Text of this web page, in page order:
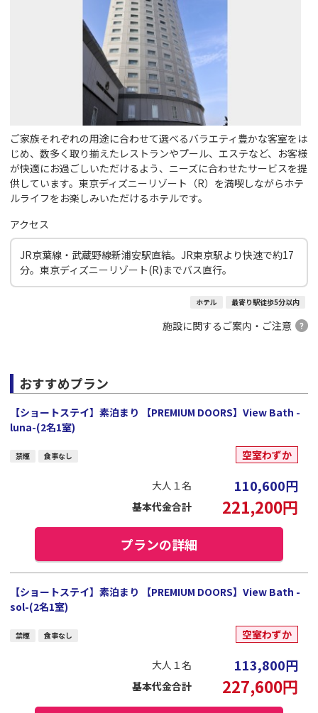
ご家族それぞれの用途に合わせて選べるバラエティ豊かな客室をは
じめ、数多く取り揃えたレストランやプール、エステなど、お客様
が快適にお過ごしいただけるよう、ニーズに合わせたサービスを提
供しています。東京ディズニーリゾート（R）を満喫しながらホテ
ルライフをお楽しみいただけるホテルです。
アクセス
JR京葉線・武蔵野線新浦安駅直結。JR東京駅より快速で約17
分。東京ディズニーリゾート(R)までバス直行。
ホテル 最寄り駅徒歩5分以内
施設に関するご案内・ご注意
おすすめプラン
【ショートステイ】素泊まり 【PREMIUM DOORS】View Bath -
luna-(2名1室)
禁煙 食事なし 空室わずか
大人１名 110,600円
基本代金合計 221,200円
プランの詳細
【ショートステイ】素泊まり 【PREMIUM DOORS】View Bath -
sol-(2名1室)
禁煙 食事なし 空室わずか
大人１名 113,800円
基本代金合計 227,600円